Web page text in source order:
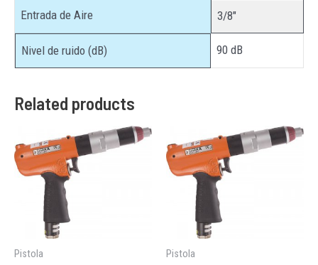
Entrada de Aire 3/8″
Nivel de ruido (dB) 90 dB
Related products
Pistola Pistola